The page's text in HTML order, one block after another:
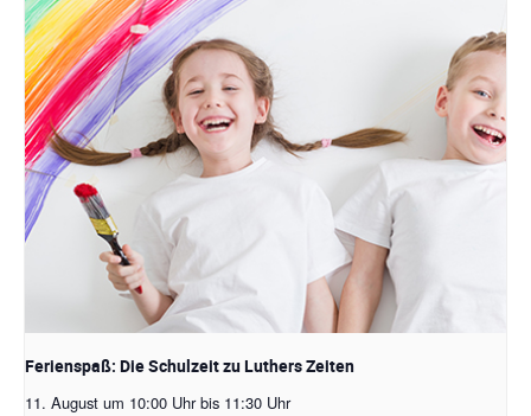
Ferienspaß: Die Schulzeit zu Luthers Zeiten
11. August um 10:00 Uhr bis 11:30 Uhr